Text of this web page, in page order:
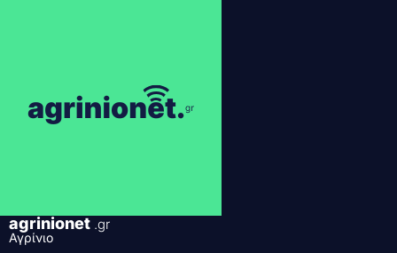
agrinionet .gr
Αγρίνιο